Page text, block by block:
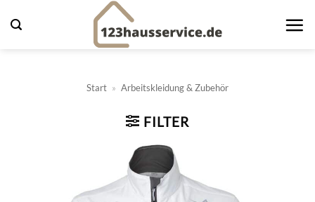
Inhalt
Start » Arbeitskleidung & Zubehör
FILTER